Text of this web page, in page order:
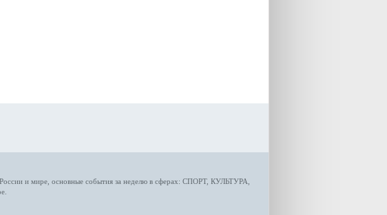
и мире , основные события за неделю в сферах: СПОРТ, КУЛЬТУРА,